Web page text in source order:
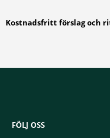
Kostnadsfritt förslag och
FÖLJ OSS